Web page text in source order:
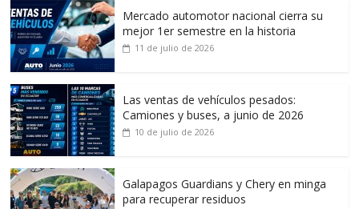
Mercado automotor nacional cierra su
mejor 1er semestre en la historia
11 de julio de 2026
Las ventas de vehículos pesados:
Camiones y buses, a junio de 2026
10 de julio de 2026
Galapagos Guardians y Chery en minga
para recuperar residuos